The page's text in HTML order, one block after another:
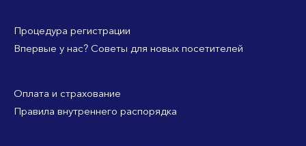
Процедура регистрации
Впервые у нас? Советы для новых посетителей
Оплата и страхование
Правила внутреннего распорядка